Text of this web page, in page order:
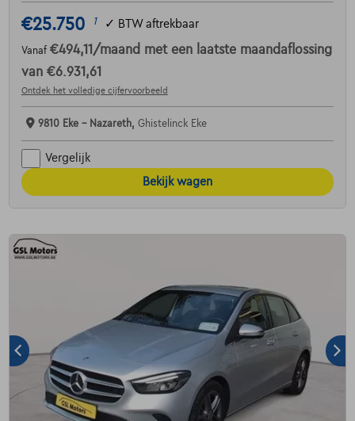
€25.750 1 ✓ BTW aftrekbaar
Vanaf €494,11 /maand met een laatste maandaflossing
van €6.931,61
Ontdek het volledige cijfervoorbeeld
9810 Eke - Nazareth, Ghistelinck Eke
Vergelijk
Bekijk wagen